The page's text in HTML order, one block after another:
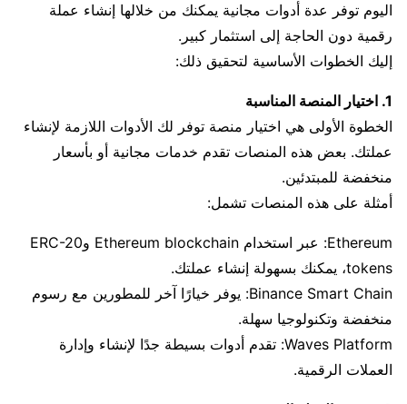
اليوم توفر عدة أدوات مجانية يمكنك من خلالها إنشاء عملة
رقمية دون الحاجة إلى استثمار كبير.
إليك الخطوات الأساسية لتحقيق ذلك:
1. اختيار المنصة المناسبة
الخطوة الأولى هي اختيار منصة توفر لك الأدوات اللازمة لإنشاء
عملتك. بعض هذه المنصات تقدم خدمات مجانية أو بأسعار
منخفضة للمبتدئين.
أمثلة على هذه المنصات تشمل:
Ethereum: عبر استخدام Ethereum blockchain وERC-20
tokens، يمكنك بسهولة إنشاء عملتك.
Binance Smart Chain: يوفر خيارًا آخر للمطورين مع رسوم
منخفضة وتكنولوجيا سهلة.
Waves Platform: تقدم أدوات بسيطة جدًا لإنشاء وإدارة
العملات الرقمية.